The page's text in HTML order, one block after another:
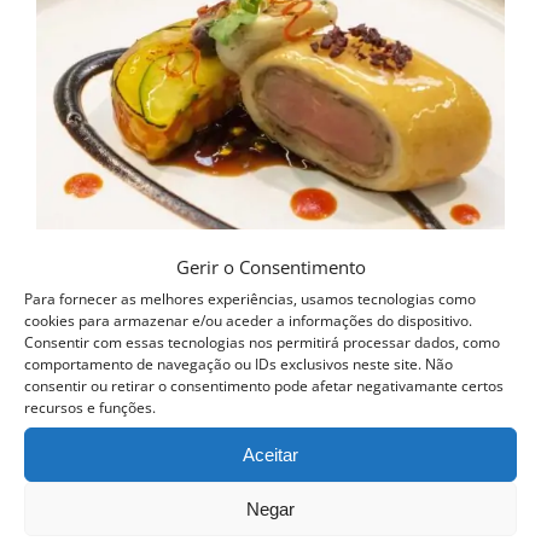
Gerir o Consentimento
Para fornecer as melhores experiências, usamos tecnologias como
cookies para armazenar e/ou aceder a informações do dispositivo.
Consentir com essas tecnologias nos permitirá processar dados, como
comportamento de navegação ou IDs exclusivos neste site. Não
consentir ou retirar o consentimento pode afetar negativamante certos
recursos e funções.
Aceitar
Negar
Curso Novas Técnicas de Cozinha